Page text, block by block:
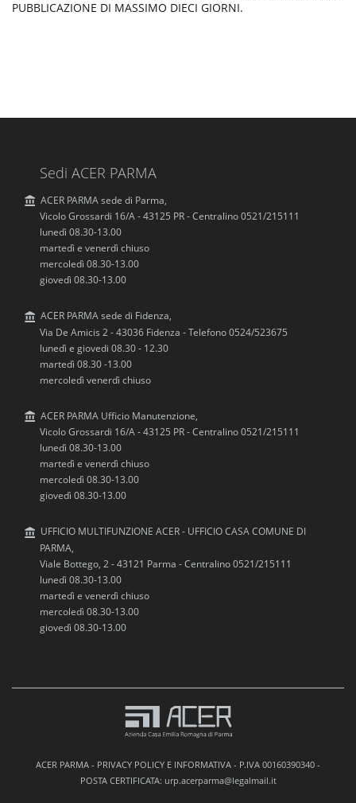
PUBBLICAZIONE DI MASSIMO DIECI GIORNI.
Sedi ACER PARMA
ACER PARMA sede di Parma,
Vicolo Grossardi 16/A - 43125 PR - Centralino 0521/215111
lunedì 08.30-13.00
martedì e venerdì chiuso
mercoledì 08.30-13.00
giovedì 08.30-13.00
ACER PARMA sede di Fidenza,
Via De Amicis 2 - 43036 Fidenza - Telefono 0524/523675
lunedì e giovedi 08.30 - 12.30
martedì 08.30 -13.00
mercoledì venerdì chiuso
ACER PARMA Ufficio Manutenzione,
Vicolo Grossardi 16/A - 43125 PR - Centralino 0521/215111
lunedì 08.30-13.00
martedì e venerdì chiuso
mercoledì 08.30-13.00
giovedì 08.30-13.00
UFFICIO MULTIFUNZIONE ACER - UFFICIO CASA COMUNE DI
PARMA,
Viale Bottego, 2 - 43121 Parma - Centralino 0521/215111
lunedì 08.30-13.00
martedì e venerdì chiuso
mercoledì 08.30-13.00
giovedì 08.30-13.00
ACER PARMA - PRIVACY POLICY E INFORMATIVA - P.IVA 00160390340 -
POSTA CERTIFICATA: urp.acerparma@legalmail.it